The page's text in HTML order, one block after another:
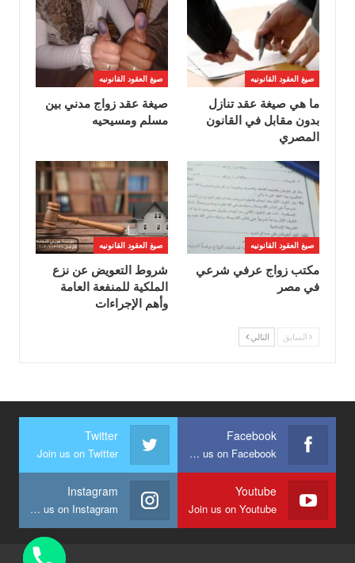
صيغ العقود القانونيه
ما هي صيغة عقد تنازل
بدون مقابل في القانون
المصري
صيغ العقود القانونيه
صيغة عقد زواج مدني بين
مسلم ومسيحيه
صيغ العقود القانونيه
مكتب زواج عرفي شرعي
في مصر
صيغ العقود القانونيه
شروط التعويض عن نزع
الملكية للمنفعة العامة
وأهم الإجراءات
السابق التالي
Facebook
Join us on Facebook
Twitter
Join us on Twitter
Youtube
Join us on Youtube
Instagram
Join us on Instagram